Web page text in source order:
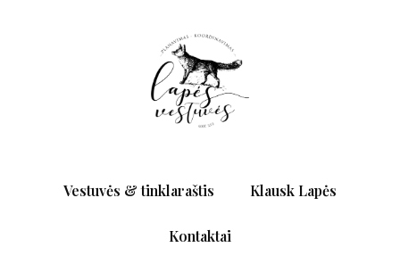
Vestuvės & tinklaraštis Klausk Lapės
Kontaktai